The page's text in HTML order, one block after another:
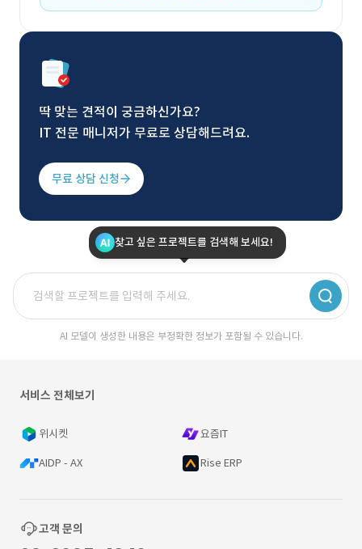
딱 맞는 견적이 궁금하신가요?
IT 전문 매니저가 무료로 상담해드려요.
무료 상담 신청
찾고 싶은 프로젝트를 검색해 보세요!
AI 모델이 생성한 내용은 부정확한 정보가 포함될 수 있습니다.
서비스 전체보기
위시켓 요즘IT
AIDP - AX Rise ERP
고객 문의